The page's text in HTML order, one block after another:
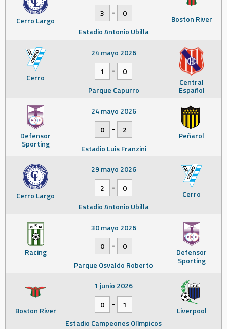
Cerro Largo Boston River
3
-
0
Estadio Antonio Ubilla
Cerro Central
Español
24 mayo 2026
1
-
0
Parque Capurro
Defensor
Sporting
Peñarol
24 mayo 2026
0
-
2
Estadio Luis Franzini
Cerro Largo Cerro
29 mayo 2026
2
-
0
Estadio Antonio Ubilla
Racing Defensor
Sporting
30 mayo 2026
0
-
0
Parque Osvaldo Roberto
Boston River Liverpool
1 junio 2026
0
-
1
Estadio Campeones Olímpicos